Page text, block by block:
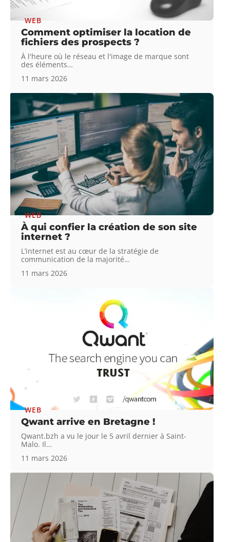
WEB
Comment optimiser la location de
fichiers des prospects ?
À l'heure où le réseau et l'image de marque sont
des éléments…
11 mars 2026
WEB
À qui confier la création de son site
internet ?
L’internet est au cœur de la stratégie de
communication de la majorité…
11 mars 2026
WEB
Qwant arrive en Bretagne !
Qwant.bzh a vu le jour le 5 avril dernier à Saint-
Malo. Il…
11 mars 2026